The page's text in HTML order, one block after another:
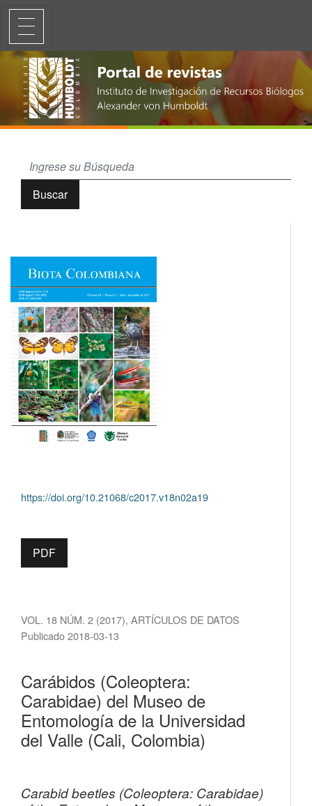
Carábidos (Coleoptera: Carabidae) del Museo de Entomología de la
Buscar
https://doi.org/10.21068/c2017.v18n02a19
VOL. 18 NÚM. 2 (2017), ARTÍCULOS DE DATOS
Carábidos (Coleoptera:
Carabidae) del Museo de
Entomología de la Universidad
del Valle (Cali, Colombia)
Carabid beetles (Coleoptera: Carabidae)
Publicado 2018-03-13
PDF